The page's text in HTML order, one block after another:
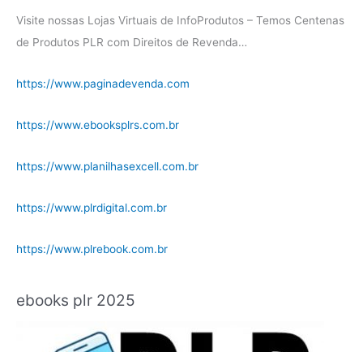
Visite nossas Lojas Virtuais de InfoProdutos – Temos Centenas
de Produtos PLR com Direitos de Revenda…
https://www.paginadevenda.com
https://www.ebooksplrs.com.br
https://www.planilhasexcell.com.br
https://www.plrdigital.com.br
https://www.plrebook.com.br
ebooks plr 2025